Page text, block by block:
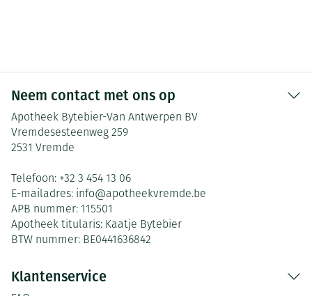
Neem contact met ons op
Apotheek Bytebier-Van Antwerpen BV
Vremdesesteenweg 259
2531 Vremde
Telefoon: +32 3 454 13 06
E-mailadres: info@apotheekvremde.be
APB nummer: 115501
Apotheek titularis: Kaatje Bytebier
BTW nummer: BE0441636842
Klantenservice